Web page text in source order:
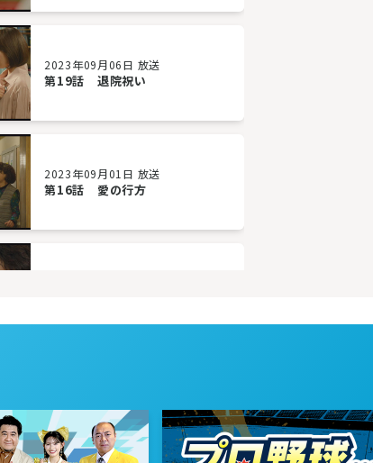
2023年09月06日 放送
第19話 退院祝い
2023年09月01日 放送
第16話 愛の行方
第10話 恋の病